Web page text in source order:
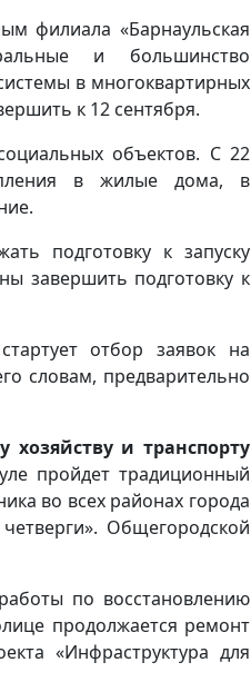
филиала «Барнаульская
и большинство
в многоквартирных
к 12 сентября.
объектов. С 22
в жилые дома, в
подготовку к запуску
завершить подготовку к
отбор заявок на
словам, предварительно
и транспорту
пройдет традиционный
во всех районах города
Общегородской
по восстановлению
продолжается ремонт
«Инфраструктура для